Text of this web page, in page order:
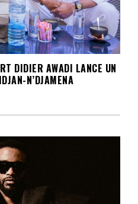
DIDIER AWADI LANCE UN
N’DJAMENA